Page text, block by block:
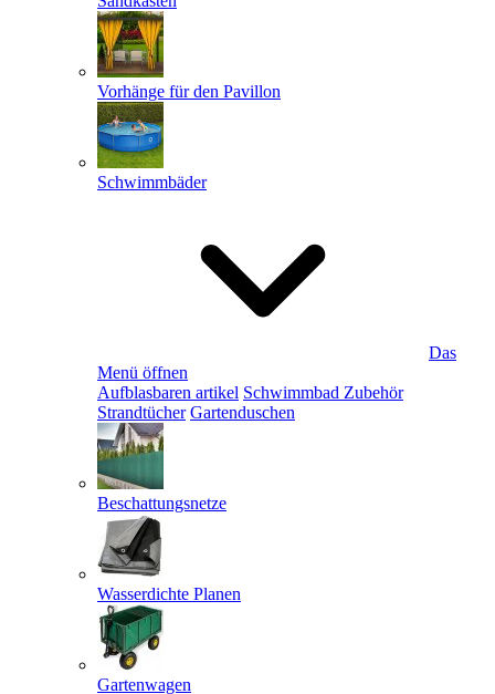
Vorhänge für den Pavillon
Schwimmbäder
Das
Menü öffnen
Aufblasbaren artikel Schwimmbad Zubehör
Strandtücher Gartenduschen
Beschattungsnetze
Wasserdichte Planen
Gartenwagen